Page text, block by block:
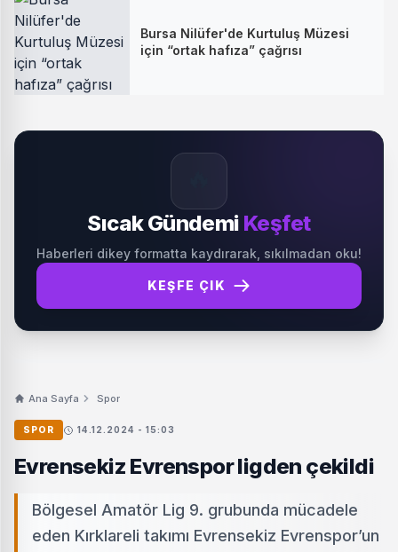
Bursa Nilüfer'de Kurtuluş Müzesi
için “ortak hafıza” çağrısı
Sıcak Gündemi Keşfet
Haberleri dikey formatta kaydırarak, sıkılmadan oku!
KEŞFE ÇIK
Ana Sayfa Spor
SPOR 14.12.2024 - 15:03
Evrensekiz Evrenspor ligden çekildi
Bölgesel Amatör Lig 9. grubunda mücadele
eden Kırklareli takımı Evrensekiz Evrenspor’un